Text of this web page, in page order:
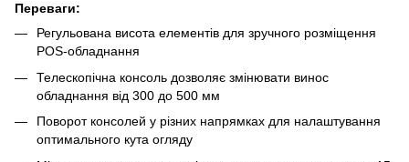
Переваги:
Регульована висота елементів для зручного розміщення
POS-обладнання
Телескопічна консоль дозволяє змінювати винос
обладнання від 300 до 500 мм
Поворот консолей у різних напрямках для налаштування
оптимального кута огляду